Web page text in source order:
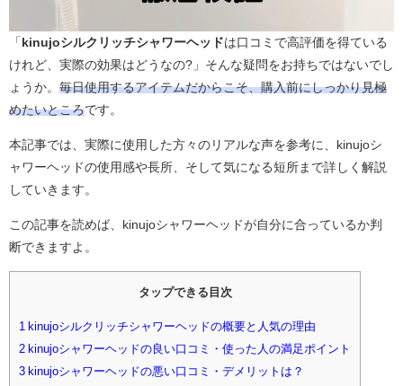
「 kinujoシルクリッチシャワーヘッドは口コミで高評価を得ている
けれど、実際の効果はどうなの?」そんな疑問をお持ちではないでし
ょうか。 毎日使用するアイテムだからこそ、購入前にしっかり見極
めたいところです。
本記事では、実際に使用した方々のリアルな声を参考に、kinujoシ
ャワーヘッドの使用感や長所、そして気になる短所まで詳しく解説
していきます。
この記事を読めば、kinujoシャワーヘッドが自分に合っているか判
断できますよ。
タップできる目次
1
kinujoシルクリッチシャワーヘッドの概要と人気の理由
2 kinujoシャワーヘッドの良い口コミ・使った人の満足ポイント
3 kinujoシャワーヘッドの悪い口コミ・デメリットは？